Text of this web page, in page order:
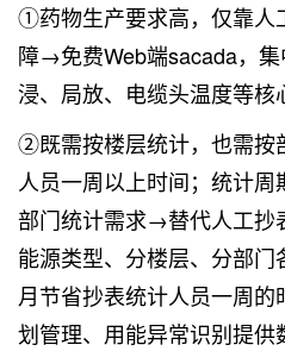
①药物生产要求高，仅靠人
障→免费Web端sacada，
浸、局放、电缆头温度等核
②既需按楼层统计，也需按
人员一周以上时间；统计
部门统计需求→替代人工抄
能源类型、分楼层、分部
月节省抄表统计人员一周
划管理、用能异常识别提供